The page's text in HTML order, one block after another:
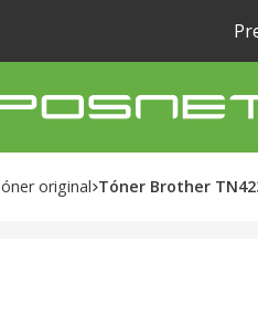
tóner original Tóner Brother